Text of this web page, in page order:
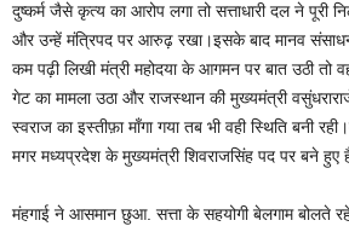
दुष्कर्म जैसे कृत्य का आरोप लगा तो सत्ताधारी दल ने पूरी
और उन्हें मंत्रिपद पर आरुढ़ रखा।इसके बाद मानव
कम पढ़ी लिखी मंत्री महोदया के आगमन पर बात उठी तो
गेट का मामला उठा और राजस्थान की मुख्यमंत्री
स्वराज का इस्तीफ़ा माँगा गया तब भी वही स्थिति बनी
मगर मध्यप्रदेश के मुख्यमंत्री शिवराजसिंह पद पर बने हुए
मंहगाई ने आसमान छुआ. सत्ता के सहयोगी बेलगाम बोलते